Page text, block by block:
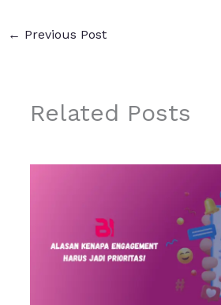
← Previous Post
Related Posts